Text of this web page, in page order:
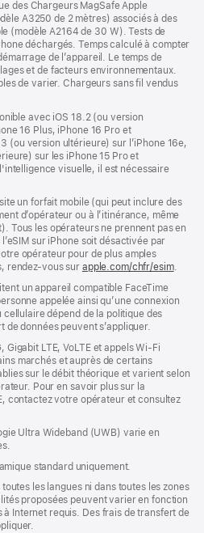
des Chargeurs MagSafe Apple
A3250 de 2 mètres) associés à des
(modèle A2164 de 30 W). Tests de
déchargés. Temps calculé à compter
de l’appareil. Le temps de
et de facteurs environnementaux.
de varier. Chargeurs sans fil vendus
avec iOS 18.2 (ou version
16 Plus, iPhone 16 Pro et
(ou version ultérieure) sur l’iPhone 16e,
sur les iPhone 15 Pro et
visuelle, il est nécessaire
un forfait mobile (qui peut inclure des
d’opérateur ou à l’itinérance, même
Tous les opérateurs ne prennent pas en
sur iPhone soit désactivée par
opérateur pour de plus amples
rendez-vous sur apple.com/chfr/esim.
un appareil compatible FaceTime
appelée ainsi qu’une connexion
dépend de la politique des
données peuvent s’appliquer.
LTE, VoLTE et appels Wi‑Fi
marchés et auprès de certains
sur le débit théorique et varient selon
Pour en savoir plus sur la
contactez votre opérateur et consultez
Ultra Wideband (UWB) varie en
standard uniquement.
les langues ni dans toutes les zones
proposées peuvent varier en fonction
à Internet requis. Des frais de transfert de